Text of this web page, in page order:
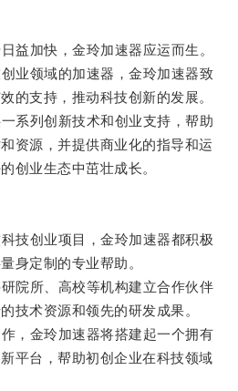
加快，金玲加速器应运而生。
领域的加速器，金玲加速器致
的支持，推动科技创新的发展。
列创新技术和创业支持，帮助
资源，并提供商业化的指导和运
创业生态中茁壮成长。
创业项目，金玲加速器都积极
身定制的专业帮助。
所、高校等机构建立合作伙伴
技术资源和领先的研发成果。
金玲加速器将搭建起一个拥有
平台，帮助初创企业在科技领域